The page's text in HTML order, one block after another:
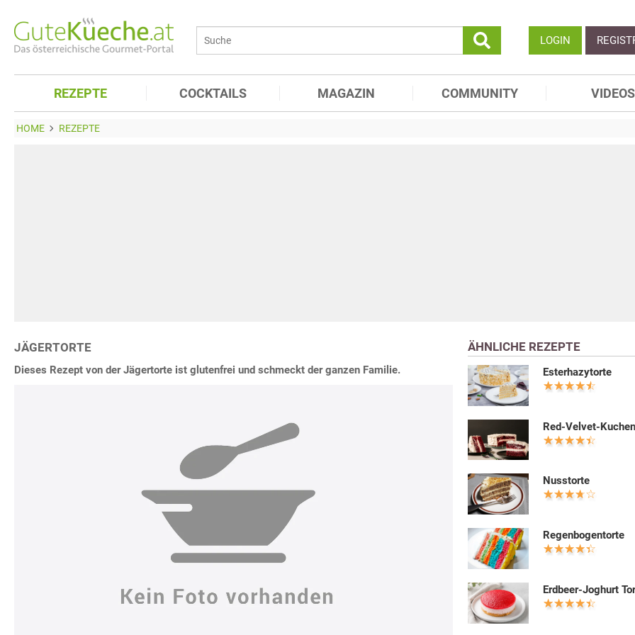
LOGIN
REZEPTE COCKTAILS MAGAZIN COMMUNITY VIDEOS
HOME REZEPTE
JÄGERTORTE
Dieses Rezept von der Jägertorte ist glutenfrei und schmeckt der ganzen Familie.
ÄHNLICHE REZEPTE
Esterhazytorte
Red-Velvet-Kuchen
Nusstorte
Regenbogentorte
Erdbeer-Joghurt